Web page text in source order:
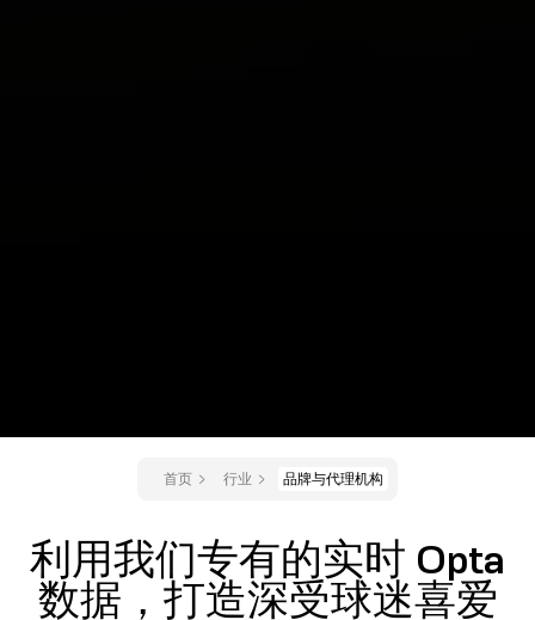
首页 行业 品牌与代理机构
利用我们专有的实时 Opta
数据，打造深受球迷喜爱